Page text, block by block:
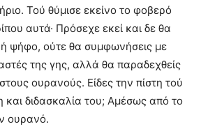
Τού θύμισε εκείνο το φοβερό
αυτά· Πρόσεχε εκεί και δε θα
ψήφο, ούτε θα συμφωνήσεις με
της γης, αλλά θα παραδεχθείς
ουρανούς. Είδες την πίστη τού
και διδασκαλία του; Αμέσως από το
ουρανό.